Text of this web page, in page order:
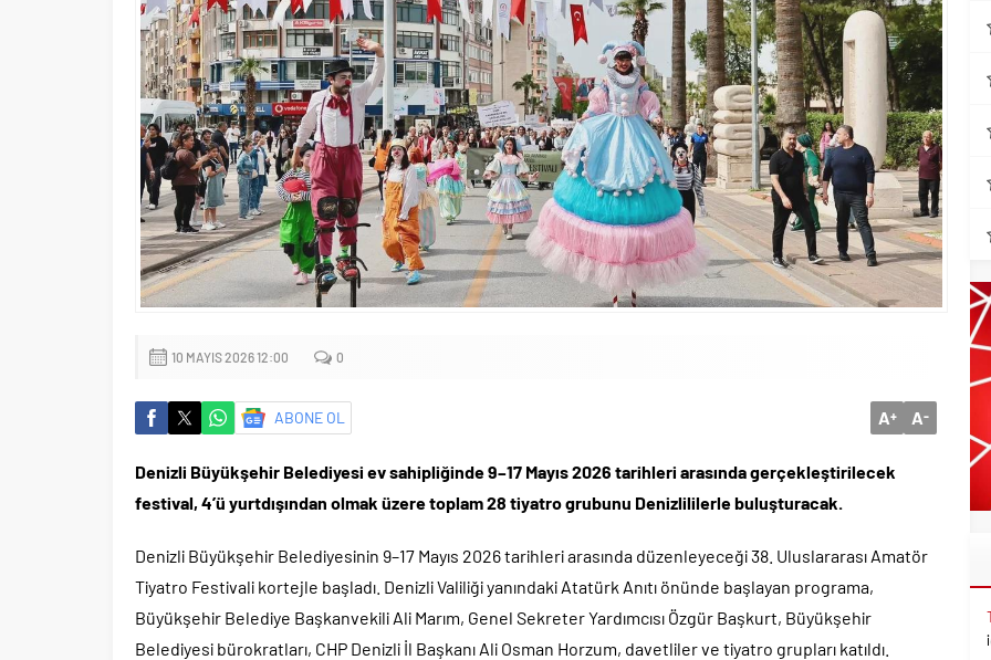
10 MAYIS 2026 12:00 0
ABONE OL A+ A-
Denizli Büyükşehir Belediyesi ev sahipliğinde 9–17 Mayıs 2026 tarihleri arasında gerçekleştirilecek
festival, 4’ü yurtdışından olmak üzere toplam 28 tiyatro grubunu Denizlililerle buluşturacak.
Denizli Büyükşehir Belediyesinin 9–17 Mayıs 2026 tarihleri arasında düzenleyeceği 38. Uluslararası Amatör
Tiyatro Festivali kortejle başladı. Denizli Valiliği yanındaki Atatürk Anıtı önünde başlayan programa,
Büyükşehir Belediye Başkanvekili Ali Marım, Genel Sekreter Yardımcısı Özgür Başkurt, Büyükşehir
Belediyesi bürokratları, CHP Denizli İl Başkanı Ali Osman Horzum, davetliler ve tiyatro grupları katıldı.